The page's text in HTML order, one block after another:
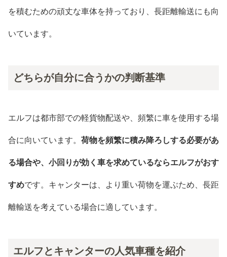
を積むための頑丈な車体を持っており、長距離輸送にも向
いています。
どちらが自分に合うかの判断基準
エルフは都市部での軽貨物配送や、頻繁に車を使用する場
合に向いています。 荷物を頻繁に積み降ろしする必要があ
る場合や、小回りが効く車を求めているならエルフがおす
すめです。キャンターは、より重い荷物を運ぶため、長距
離輸送を考えている場合に適しています。
エルフとキャンターの人気車種を紹介